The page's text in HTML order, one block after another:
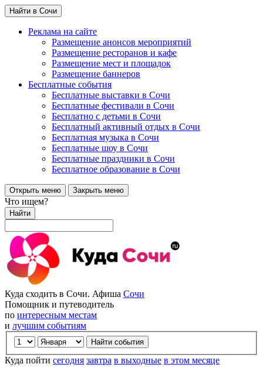
Найти в Сочи
Реклама на сайте
Размещение анонсов мероприятий
Размещение ресторанов и кафе
Размещение мест и площадок
Размещение баннеров
Бесплатные события
Бесплатные выставки в Сочи
Бесплатные фестивали в Сочи
Бесплатно с детьми в Сочи
Бесплатный активный отдых в Сочи
Бесплатная музыка в Сочи
Бесплатные шоу в Сочи
Бесплатные праздники в Сочи
Бесплатное образование в Сочи
Открыть меню Закрыть меню
Что ищем?
Найти
Куда сходить в Сочи. Афиша Сочи
Помощник и путеводитель
по интересным местам
и лучшим событиям
Куда пойти сегодня завтра в выходные в этом месяце